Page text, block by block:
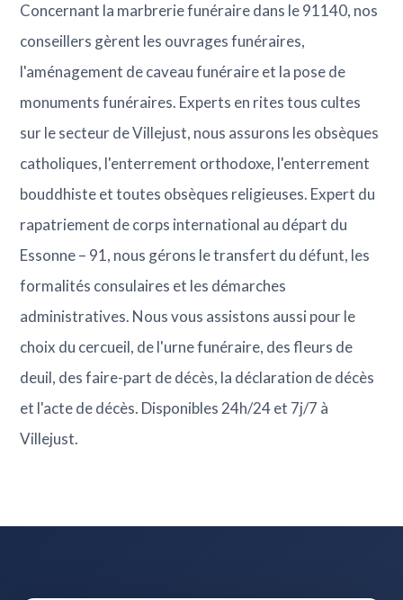
Concernant la marbrerie funéraire dans le 91140, nos
conseillers gèrent les ouvrages funéraires,
l'aménagement de caveau funéraire et la pose de
monuments funéraires. Experts en rites tous cultes
sur le secteur de Villejust, nous assurons les obsèques
catholiques, l'enterrement orthodoxe, l'enterrement
bouddhiste et toutes obsèques religieuses. Expert du
rapatriement de corps international au départ du
Essonne – 91, nous gérons le transfert du défunt, les
formalités consulaires et les démarches
administratives. Nous vous assistons aussi pour le
choix du cercueil, de l'urne funéraire, des fleurs de
deuil, des faire-part de décès, la déclaration de décès
et l'acte de décès. Disponibles 24h/24 et 7j/7 à
Villejust.